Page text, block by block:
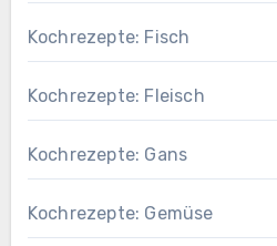
Kochrezepte: Fisch
Kochrezepte: Fleisch
Kochrezepte: Gans
Kochrezepte: Gemüse